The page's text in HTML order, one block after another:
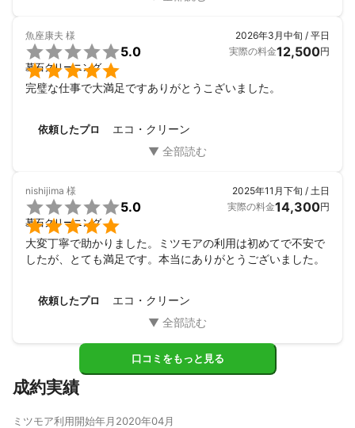
魚座康夫 様


5.0
墓石クリーニング
2026年3月中旬 / 平日
実際の料金12,500円
完璧な仕事で大満足ですありがとうこざいました。
依頼したプロ エコ・クリーン
nishijima 様


5.0
墓石クリーニング
2025年11月下旬 / 土日
実際の料金14,300円
大変丁寧で助かりました。ミツモアの利用は初めてで不安で
したが、とても満足です。本当にありがとうございました。
依頼したプロ エコ・クリーン
口コミをもっと見る
成約実績
ミツモア利用開始年月 2020年04月